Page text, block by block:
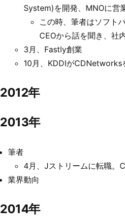
System)を開発、MNOに営
この時、筆者はソフト
CEOから話を聞き、社
3月、Fastly創業
10月、KDDIがCDNetworks
2012年
2013年
筆者
4月、Jストリームに転職。
業界動向
2014年